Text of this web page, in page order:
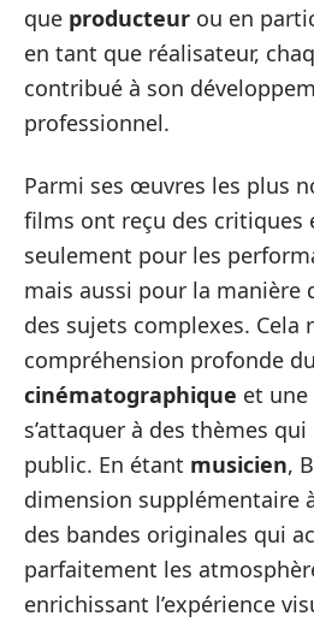
que producteur ou en
en tant que réalisateur,
contribué à son
professionnel.
Parmi ses œuvres les plus
films ont reçu des critiques
seulement pour les
mais aussi pour la manière
des sujets complexes. Cela
compréhension profonde du
cinématographique et
s’attaquer à des thèmes
public. En étant musicien,
dimension supplémentaire
des bandes originales qui
parfaitement les
enrichissant l’expérience